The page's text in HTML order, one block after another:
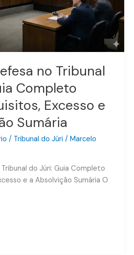
no Tribunal
Completo
Excesso e
Sumária
/ Tribunal do Júri / Marcelo
do Júri: Guia Completo
e a Absolvição Sumária O